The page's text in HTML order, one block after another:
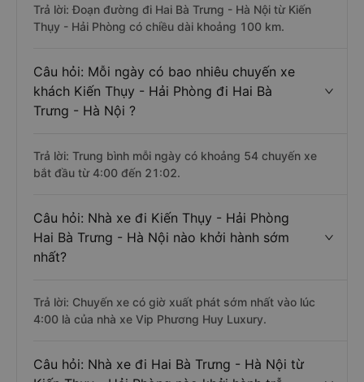
Trả lời: Đoạn đường đi Hai Bà Trưng - Hà Nội từ Kiến
Thụy - Hải Phòng có chiều dài khoảng 100 km.
Câu hỏi: Mỗi ngày có bao nhiêu chuyến xe
khách Kiến Thụy - Hải Phòng đi Hai Bà
Trưng - Hà Nội ?
Trả lời: Trung bình mỗi ngày có khoảng 54 chuyến xe
bắt đầu từ 4:00 đến 21:02.
Câu hỏi: Nhà xe đi Kiến Thụy - Hải Phòng
Hai Bà Trưng - Hà Nội nào khởi hành sớm
nhất?
Trả lời: Chuyến xe có giờ xuất phát sớm nhất vào lúc
4:00 là của nhà xe Vip Phương Huy Luxury.
Câu hỏi: Nhà xe đi Hai Bà Trưng - Hà Nội từ